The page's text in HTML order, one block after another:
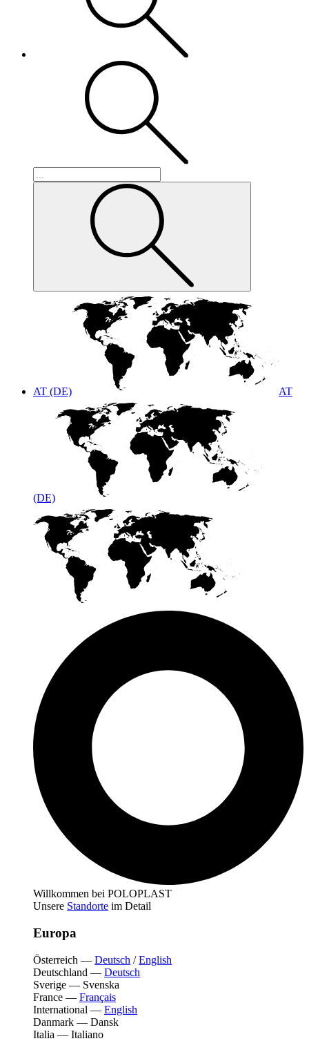
AT (DE) AT
(DE)
Willkommen bei POLOPLAST
Unsere Standorte im Detail
Europa
Österreich — Deutsch /English
Deutschland — Deutsch
Sverige — Svenska
France — Français
International — English
Danmark — Dansk
Italia — Italiano